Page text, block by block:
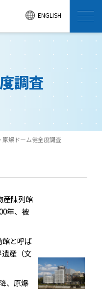
ENGLISH
調査
原爆ドーム健全度調査
産陳列館
年、被
館と呼ば
産（文
、原爆